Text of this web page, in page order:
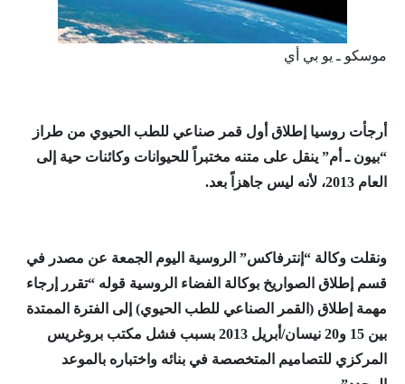
موسكو ـ يو بي أي
أرجأت روسيا إطلاق أول قمر صناعي للطب الحيوي من طراز
“بيون ـ أم” ينقل على متنه مختبراً للحيوانات وكائنات حية إلى
العام 2013، لأنه ليس جاهزاً بعد.
ونقلت وكالة “إنترفاكس” الروسية اليوم الجمعة عن مصدر في
قسم إطلاق الصواريخ بوكالة الفضاء الروسية قوله “تقرر إرجاء
مهمة إطلاق (القمر الصناعي للطب الحيوي) إلى الفترة الممتدة
بين 15 و20 نيسان/أبريل 2013 بسبب فشل مكتب بروغريس
المركزي للتصاميم المتخصصة في بنائه واختباره بالموعد